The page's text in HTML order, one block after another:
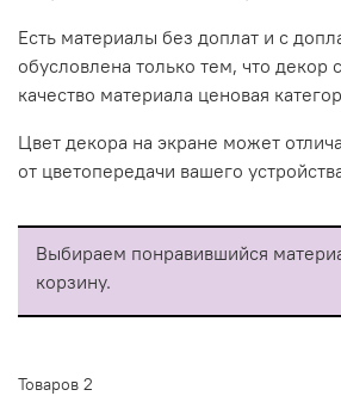
Есть материалы без доплат и с
обусловлена только тем, что декор
качество материала ценовая
Цвет декора на экране может
от цветопередачи вашего
Выбираем понравившийся
корзину.
Товаров 2